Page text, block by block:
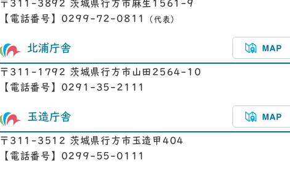
〒311-3892 茨城県行方市麻生1561-9
【電話番号】0299-72-0811
（代表）
北浦庁舎
〒311-1792 茨城県行方市山田2564-10
【電話番号】0291-35-2111
玉造庁舎
〒311-3512 茨城県行方市玉造甲404
【電話番号】0299-55-0111